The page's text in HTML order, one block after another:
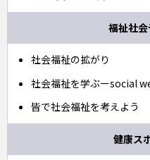
福祉社
社会福祉の拡がり
社会福祉を学ぶーsocial
皆で社会福祉を考えよう
健康ス